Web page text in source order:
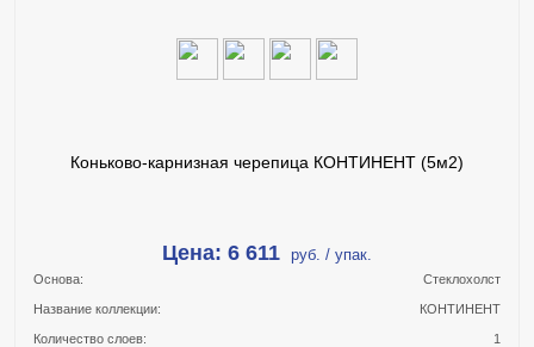
Коньково-карнизная черепица КОНТИНЕНТ (5м2)
Цена: 6 611 руб. / упак.
Основа: Стеклохолст
Название коллекции: КОНТИНЕНТ
Количество слоев: 1